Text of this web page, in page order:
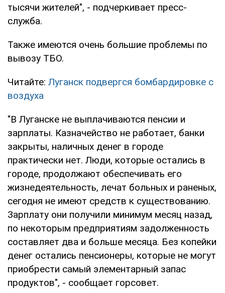
тысячи жителей", - подчеркивает пресс-
служба.
Также имеются очень большие проблемы по
вывозу ТБО.
Читайте: Луганск подвергся бомбардировке с
воздуха
"В Луганске не выплачиваются пенсии и
зарплаты. Казначейство не работает, банки
закрыты, наличных денег в городе
практически нет. Люди, которые остались в
городе, продолжают обеспечивать его
жизнедеятельность, лечат больных и раненых,
сегодня не имеют средств к существованию.
Зарплату они получили минимум месяц назад,
по некоторым предприятиям задолженность
составляет два и больше месяца. Без копейки
денег остались пенсионеры, которые не могут
приобрести самый элементарный запас
продуктов", - сообщает горсовет.